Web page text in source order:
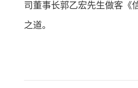
司董事长郭乙宏先生做客《
之道。